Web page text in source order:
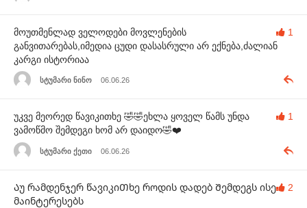
1
მოუთმენლად ველოდები მოვლენების
განვითარებას,იმედია ცუდი დასასრული არ ექნება,ძალიან
კარგი ისტორიაა
სტუმარი ნინო 06.06.26
1
უკვე მეორედ წავიკითხე 🤣🤣ეხლა ყოველ წამს უნდა
ვამოწმო შემდეგი ხომ არ დაიდო🤣❤️
სტუმარი ქეთი 06.06.26
2
Აუ რამდენჯერ წავიკიᲗხე როდის დადებ Შემდეგს ისე
მაინტერესებს